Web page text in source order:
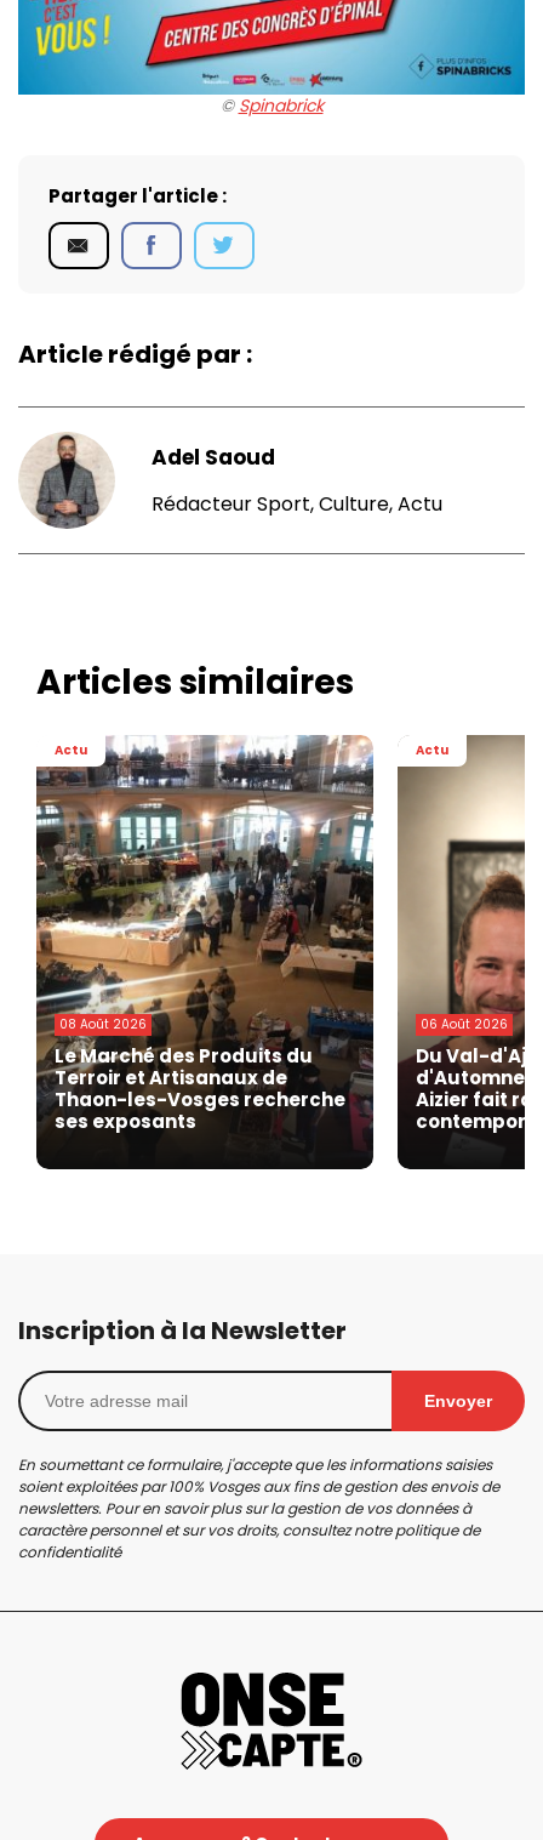
©️ Spinabrick
Partager l'article :
Article rédigé par :
Adel Saoud
Rédacteur Sport, Culture, Actu
Articles similaires
Actu
08 Août 2026
Le Marché des Produits du
Terroir et Artisanaux de
Thaon-les-Vosges recherche
ses exposants
Actu
06 Août 2026
Du Val-
d'Automne
Aizier fait
Inscription à la Newsletter
Envoyer
En soumettant ce formulaire, j'accepte que les informations saisies
soient exploitées par 100% Vosges aux fins de gestion des envois de
newsletters. Pour en savoir plus sur la gestion de vos données à
caractère personnel et sur vos droits, consultez notrepolitique de
confidentialité